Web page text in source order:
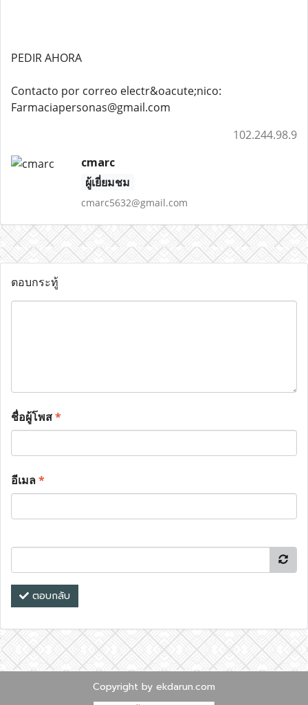
PEDIR AHORA
Contacto por correo electr&oacute;nico:
Farmaciapersonas@gmail.com
102.244.98.9
cmarc
ผู้เยี่ยมชม
cmarc5632@gmail.com
ตอบกระทู้
ชื่อผู้โพส*
อีเมล*
ตอบกลับ
Copyright by ekdarun.com